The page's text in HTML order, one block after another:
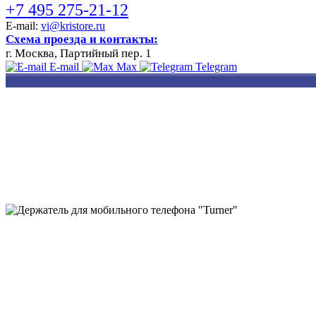
+7 495 275-21-12
E-mail: vi@kristore.ru
Схема проезда и контакты:
г. Москва, Партийный пер. 1
E-mail Max Telegram